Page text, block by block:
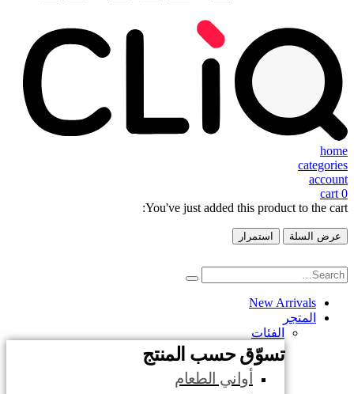
home
categories
account
0
cart
You've just added this product to the cart:
عرض السلة استمرار
New Arrivals
المتجر
الفئات
تسوّق حسب المنتج
أواني الطعام